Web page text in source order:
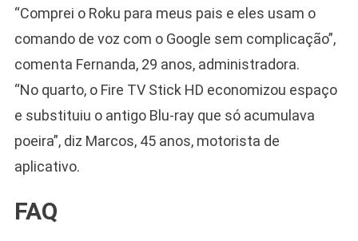
“Comprei o Roku para meus pais e eles usam o
comando de voz com o Google sem complicação”,
comenta Fernanda, 29 anos, administradora.
“No quarto, o Fire TV Stick HD economizou espaço
e substituiu o antigo Blu-ray que só acumulava
poeira”, diz Marcos, 45 anos, motorista de
aplicativo.
FAQ